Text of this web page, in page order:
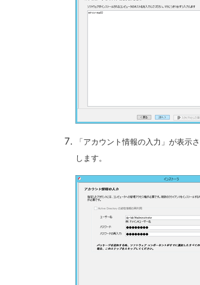
「アカウント情報の入力」が表示
します。